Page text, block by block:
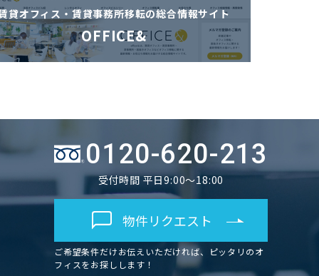
貸オフィス・賃貸事務所移転の総合情報サイト
OFFICE&
0120-620-213
受付時間 平日9:00～18:00
物件リクエスト
ご希望条件だけお伝えいただければ、ピッタリのオ
フィスをお探しします！